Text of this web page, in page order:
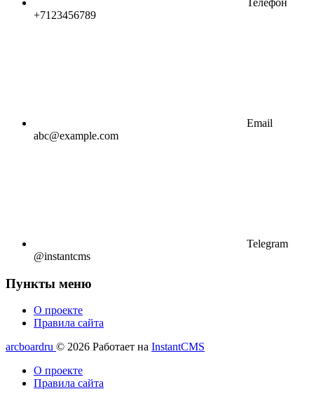
+7123456789
Email
abc@example.com
Telegram
@instantcms
Пункты меню
О проекте
Правила сайта
arcboardru © 2026 Работает на InstantCMS
О проекте
Правила сайта